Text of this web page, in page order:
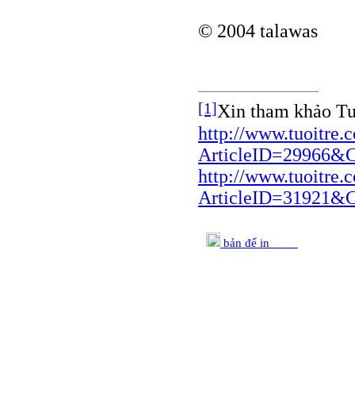
© 2004 talawas
[1]Xin tham khảo
http://
http://
bản để in